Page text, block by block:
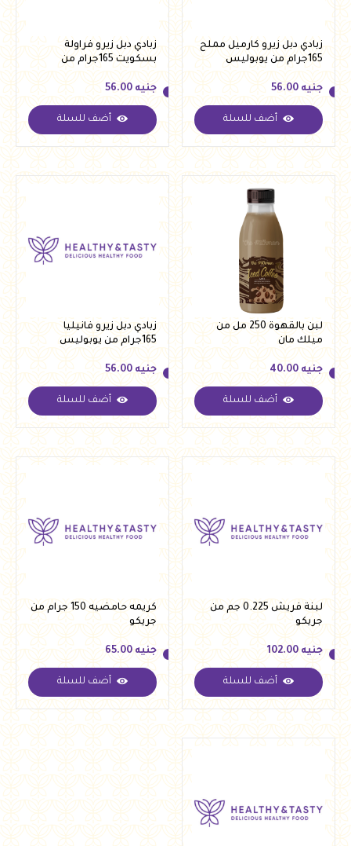
زبادي دبل زيرو كارميل مملح
165جرام من يوبوليس
جنيه
جنيه 56.00
أضف للسلة
زبادي دبل زيرو فراولة
بسكويت 165جرام من
يوبوليس
جنيه
جنيه 56.00
أضف للسلة
لبن بالقهوة 250 مل من
ميلك مان
جنيه
جنيه 40.00
أضف للسلة
زبادي دبل زيرو فانيليا
165جرام من يوبوليس
جنيه
جنيه 56.00
أضف للسلة
لبنة فريش 0.225 جم من
جريكو
جنيه
جنيه 102.00
أضف للسلة
كريمه حامضيه 150 جرام من
جريكو
جنيه
جنيه 65.00
أضف للسلة